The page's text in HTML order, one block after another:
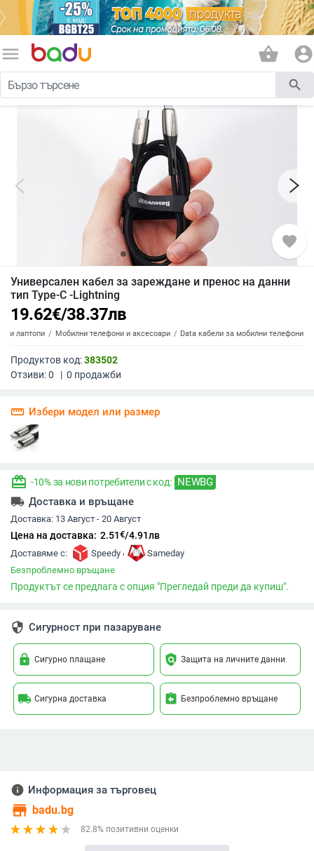
menu shopping_basket account_circle
search
favorite
Универсален кабел за зареждане и пренос на данни
тип Type-C -Lightning
19.62€/38.37лв
и лаптопи Мобилни телефони и аксесоари Data кабели за мобилни телефони
Продуктов код:383502
Отзиви:0 | 0 продажби
straighten Избери модел или размер
redeem -10% за нови потребители с код: NEWBG
local_shipping Доставка и връщане
Доставка: 13 Август - 20 Август
Цена на доставка: 2.51€/4.91лв
Доставяме с: Speedy ,
Sameday
Безпроблемно връщане
Продуктът се предлага с опция "Прегледай преди да купиш".
security Сигурност при пазаруване
lock Сигурно плащане policy Защита на личните данни
local_shipping Сигурна доставка assignment_return Безпроблемно връщане
info Информация за търговец
store badu.bg
82.8% позитивни оценки